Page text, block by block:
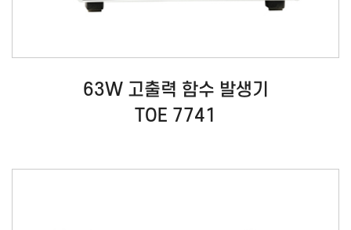
63W 고출력 함수 발생기
TOE 7741